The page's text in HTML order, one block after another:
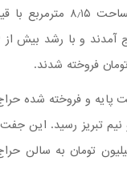
پایه و فروخته شده
تبریز رسید. این جفت
پایه ۲۵ میلیون تومان به